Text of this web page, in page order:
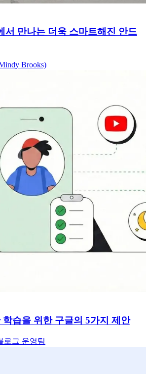
서 만나는 더욱 스마트해진 안드
Brooks)
습을 위한 구글의 5가지 제안
로그 운영팀